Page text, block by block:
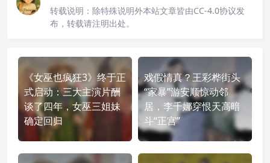
转载说明： 除特殊说明外本站文章皆由CC-4.0协议发
布，转载请注明出处。
《女巫也疯狂3》终于正
式启动：三大主演片酬
谈了四年，女巫三姐妹
确定回归
戏假情真？王彩桦街头
“家暴”游安顺惊动邻
居，李千娜穿恨天高暗
斗“正宫”